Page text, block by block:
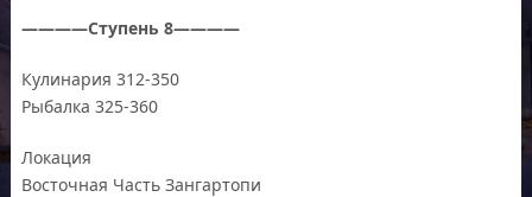
————Ступень 8————
Кулинария 312-350
Рыбалка 325-360
Локация
Восточная Часть Зангартопи